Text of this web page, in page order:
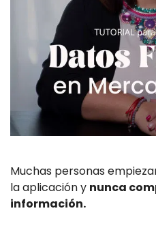
Muchas personas
la aplicación y nunca
información.